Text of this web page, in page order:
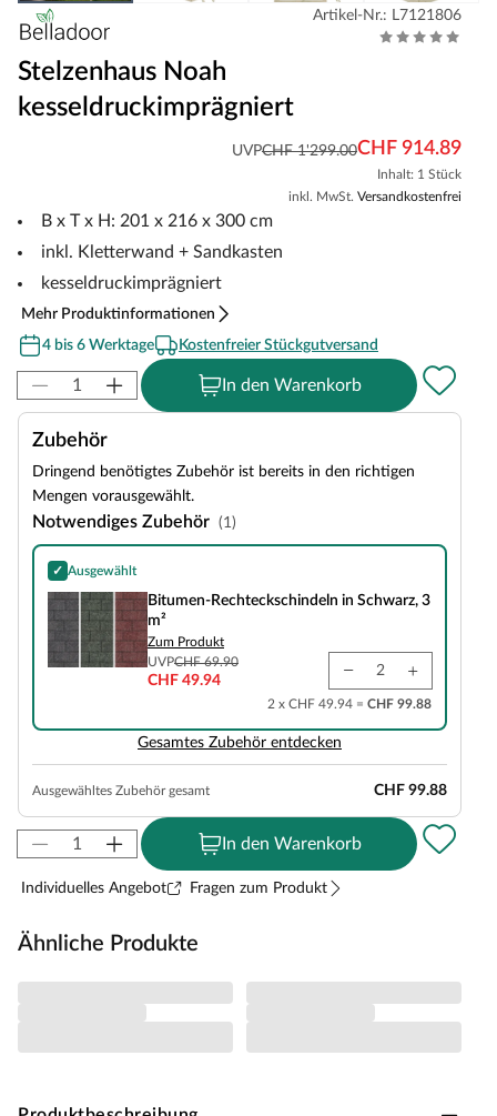
Artikel-Nr.: L7121806
Stelzenhaus Noah
kesseldruckimprägniert
UVPCHF 1'299.00CHF 914.89
Inhalt: 1 Stück
inkl. MwSt. Versandkostenfrei
B x T x H: 201 x 216 x 300 cm
inkl. Kletterwand + Sandkasten
kesseldruckimprägniert
Mehr Produktinformationen
4 bis 6 Werktage
Kostenfreier Stückgutversand
In den Warenkorb
Zubehör
Dringend benötigtes Zubehör ist bereits in den richtigen
Mengen vorausgewählt.
Notwendiges Zubehör (1)
✓ Ausgewählt
Bitumen-Rechteckschindeln in Schwarz, 3 m²
Bitumen-Rechteckschindeln in Schwarz, 3
m²
Zum Produkt
UVPCHF 69.90
CHF 49.94
2 x CHF 49.94 = CHF 99.88
Gesamtes Zubehör entdecken
Ausgewähltes Zubehör gesamt CHF 99.88
In den Warenkorb
Individuelles Angebot Fragen zum Produkt
Ähnliche Produkte